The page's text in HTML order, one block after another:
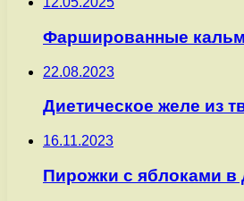
Фаршированные
22.08.2023
Диетическое желе из
16.11.2023
Пирожки с яблоками в